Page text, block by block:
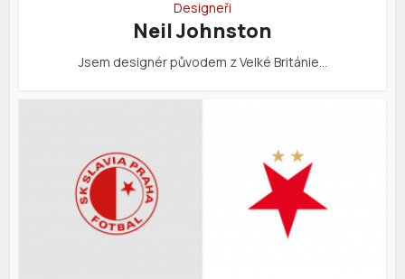
Designeři
Neil Johnston
Jsem designér původem z Velké Británie…